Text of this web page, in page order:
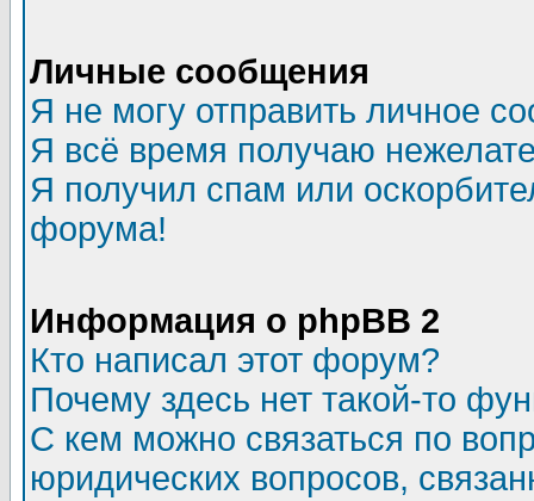
Личные сообщения
Я не могу отправить личное
Я всё время получаю
Я получил спам или
форума!
Информация о phpBB 2
Кто написал этот форум?
Почему здесь нет такой-то
С кем можно связаться по
юридических вопросов,